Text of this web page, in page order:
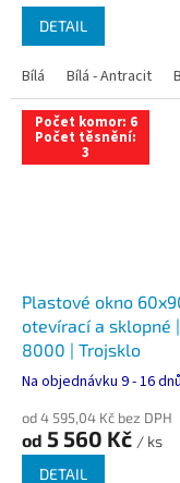
DETAIL
Bílá Bílá - Antracit
Počet komor: 6
Počet těsnění:
3
Plastové okno
otevírací a sklopné
8000 | Trojsklo
Na objednávku 9 - 16 dnů
od 4 595,04 Kč bez DPH
od 5 560 Kč / ks
DETAIL